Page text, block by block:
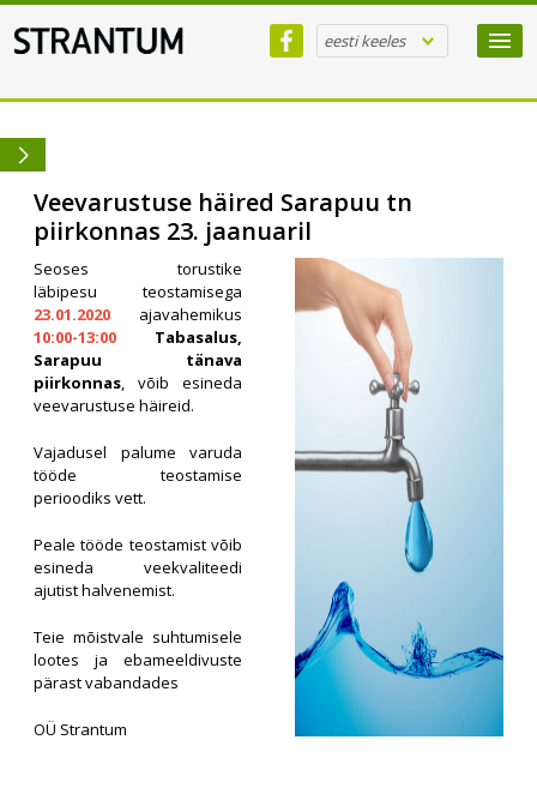
eesti keeles
Veevarustuse häired Sarapuu tn
piirkonnas 23. jaanuaril
Seoses torustike
läbipesu teostamisega
23.01.2020 ajavahemikus
10:00-13:00
Tabasalus,
Sarapuu tänava
piirkonnas, võib esineda
veevarustuse häireid.
Vajadusel palume varuda
tööde teostamise
perioodiks vett.
Peale tööde teostamist võib
esineda veekvaliteedi
ajutist halvenemist.
Teie mõistvale suhtumisele
lootes ja ebameeldivuste
pärast vabandades
OÜ Strantum